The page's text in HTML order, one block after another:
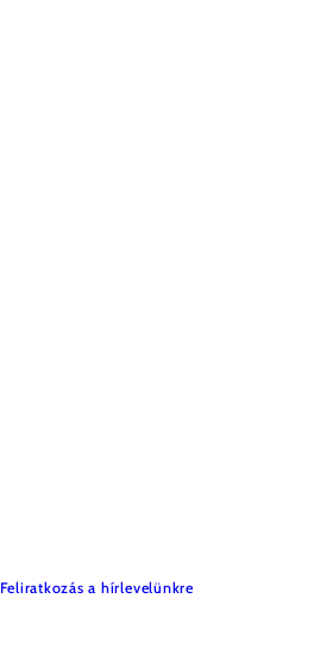
Feliratkozás a hírlevelünkre